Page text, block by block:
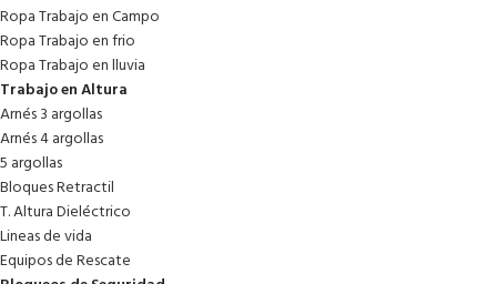
Ropa Trabajo en Campo
Ropa Trabajo en frio
Ropa Trabajo en lluvia
Trabajo en Altura
Arnés 3 argollas
Arnés 4 argollas
5 argollas
Bloques Retractil
T. Altura Dieléctrico
Lineas de vida
Equipos de Rescate